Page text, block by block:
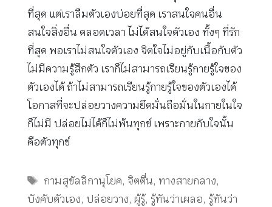
ที่สุด แต่เราลืมตัวเองบ่อยที่สุด เราสนใจคนอื่น
สนใจสิ่งอื่น ตลอดเวลา ไม่ได้สนใจตัวเอง ทั้งๆ ที่รัก
ที่สุด พอเราไม่สนใจตัวเอง จิตใจไม่อยู่กับเนื้อกับตัว
ไม่มีความรู้สึกตัว เราก็ไม่สามารถเรียนรู้กายรู้ใจของ
ตัวเองได้ ถ้าไม่สามารถเรียนรู้กายรู้ใจของตัวเองได้
โอกาสที่จะปล่อยวางความยึดมั่นถือมั่นในกายในใจ
ก็ไม่มี ปล่อยไม่ได้ก็ไม่พ้นทุกข์ เพราะกายกับใจนั้น
คือตัวทุกข์
Tags
กามสุขัลลิกานุโยค, จิตตื่น, ทางสายกลาง,
บังคับตัวเอง, ปล่อยวาง, ผู้รู้, รู้ทันว่าเผลอ, รู้ทันว่า